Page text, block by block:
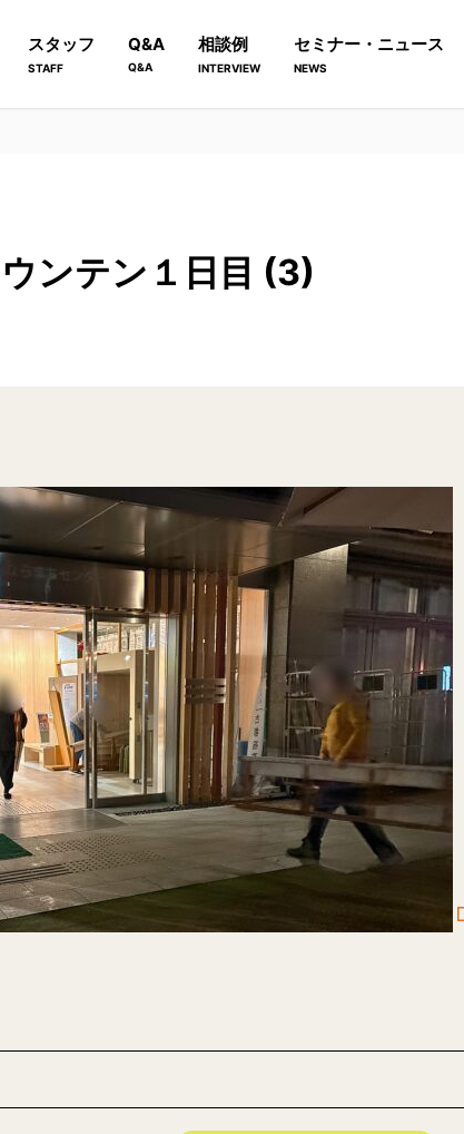
スタッフ
STAFF
Q&A
Q&A
相談例
INTERVIEW
セミナー・ニュース
NEWS
ンテン１日目 (3)